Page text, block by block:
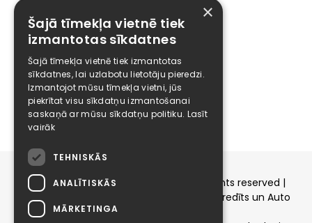
Atteikties no mārketinga
Elīzings
Affiliate
Karjera
Kontakti
Copyright © 2015-2026 elizings.lv | All rights reserved |
elizings - Kredītu salīdzināšana, Patēriņa kredīts un Auto
×
Šajā tīmekļa vietnē tiek
izmantotas sīkdatnes
Šajā tīmekļa vietnē tiek izmantotas
sīkdatnes, lai uzlabotu lietotāju pieredzi.
Izmantojot mūsu tīmekļa vietni, jūs
piekrītat visu sīkdatņu izmantošanai
saskaņā ar mūsu sīkdatņu politiku. Lasīt
vairāk
TEHNISKĀS
ANALĪTISKĀS
MĀRKETINGA